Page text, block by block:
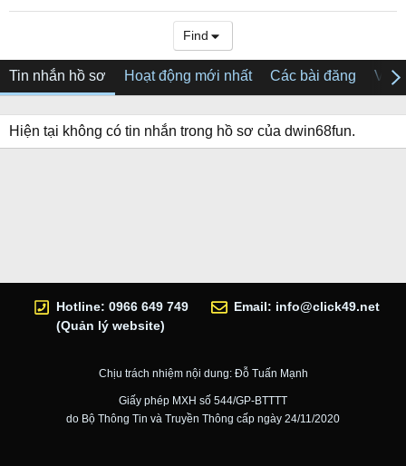
Find
Tin nhắn hồ sơ Hoạt động mới nhất Các bài đăng Về
Hiện tại không có tin nhắn trong hồ sơ của dwin68fun.
Hotline: 0966 649 749
(Quản lý website)
Email: info@click49.net
Chịu trách nhiệm nội dung: Đỗ Tuấn Mạnh
Giấy phép MXH số 544/GP-BTTTT
do Bộ Thông Tin và Truyền Thông cấp ngày 24/11/2020